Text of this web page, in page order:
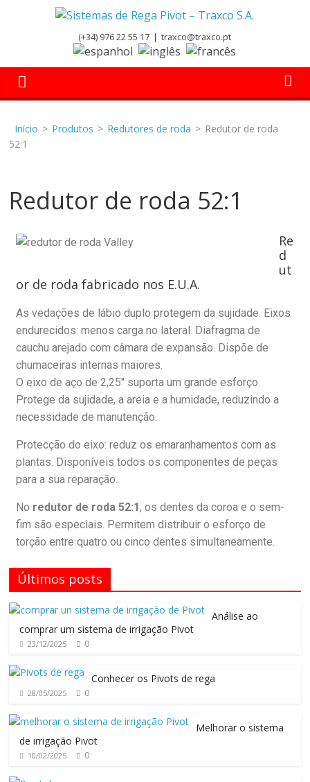
(+34) 976 22 55 17 | traxco@traxco.pt
Início > Produtos > Redutores de roda > Redutor de roda
52:1
Redutor de roda 52:1
Re
d
ut
or de roda fabricado nos E.U.A.
As vedações de lábio duplo protegem da sujidade. Eixos
endurecidos: menos carga no lateral. Diafragma de
cauchu arejado com câmara de expansão. Dispõe de
chumaceiras internas maiores.
O eixo de aço de 2,25″ suporta um grande esforço.
Protege da sujidade, a areia e a humidade, reduzindo a
necessidade de manutenção.
Protecção do eixo: reduz os emaranhamentos com as
plantas. Disponíveis todos os componentes de peças
para a sua reparação.
No redutor de roda 52:1, os dentes da coroa e o sem-
fim são especiais. Permitem distribuir o esforço de
torção entre quatro ou cinco dentes simultaneamente.
Últimos posts
Análise ao
comprar um sistema de irrigação Pivot
23/12/2025 0
Conhecer os Pivots de rega
28/05/2025 0
Melhorar o sistema
de irrigação Pivot
10/02/2025 0